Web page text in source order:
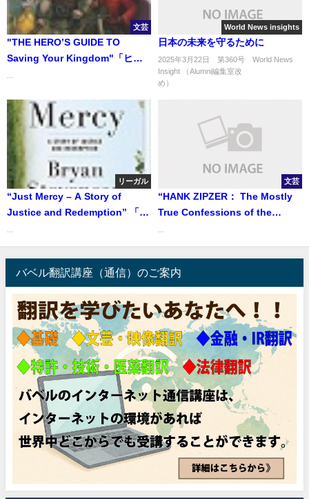
文芸
"THE HERO’S GUIDE TO
Saving Your Kingdom"「ヒー
World News insights
日本の未来を守るために
2025年3月22日 第360号 World News
Insight （Alumni編集室改
め）
リーガル
“Just Mercy – A Story of
Justice and Redemption” 「ジ
文芸
“HANK ZIPZER： The Mostly
True Confessions of the
「ハンク・ジップザー 世界一
ダメな男の子によるほとんど本
当の話」
バベル翻訳講座（通信）のご案内